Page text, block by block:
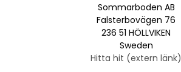
Sommarboden AB
Falsterbovägen 76
236 51 HÖLLVIKEN
Sweden
Hitta hit (extern länk)